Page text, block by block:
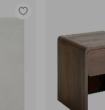
Legg